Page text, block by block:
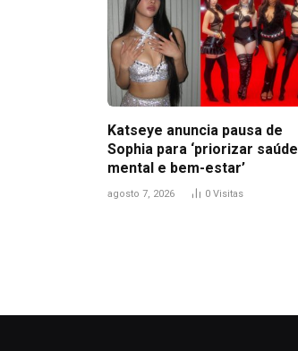
Katseye anuncia pausa de
Sophia para ‘priorizar saúde
mental e bem-estar’
agosto 7, 2026 0 Visitas